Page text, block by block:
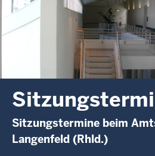
Sitzungstermine beim
Langenfeld (Rhld.)